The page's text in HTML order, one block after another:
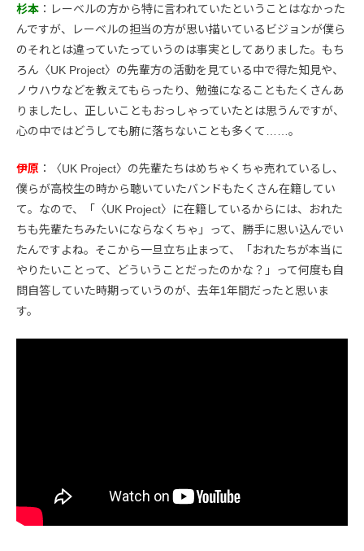
杉本 ：レーベルの方から特に言われていたということはなかった
んですが、レーベルの担当の方が思い描いているビジョンが僕ら
のそれとは違っていたっていうのは事実としてありました。もち
ろん〈UK Project〉の先輩方の活動を見ている中で得た知見や、
ノウハウなどを教えてもらったり、勉強になることもたくさんあ
りましたし、正しいこともおっしゃっていたとは思うんですが、
心の中ではどうしても腑に落ちないことも多くて……。
伊原 ：〈UK Project〉の先輩たちはめちゃくちゃ売れているし、
僕らが高校生の時から聴いていたバンドもたくさん在籍してい
て。なので、「〈UK Project〉に在籍しているからには、おれた
ちも先輩たちみたいにならなくちゃ」って、勝手に思い込んでい
たんですよね。そこから一旦立ち止まって、「おれたちが本当に
やりたいことって、どういうことだったのかな？」って何度も自
問自答していた時期っていうのが、去年1年間だったと思いま
す。